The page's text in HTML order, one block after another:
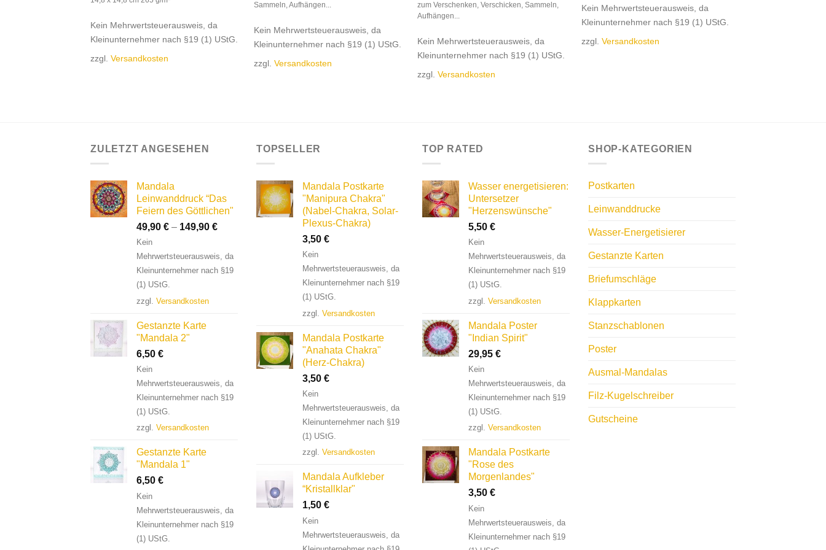
Kein Mehrwertsteuerausweis, da
Kleinunternehmer nach §19 (1) UStG.
zzgl. Versandkosten
Sammeln, Aufhängen...
Kein Mehrwertsteuerausweis, da
Kleinunternehmer nach §19 (1) UStG.
zzgl.Versandkosten
zum Verschenken, Verschicken, Sammeln,
Aufhängen...
Kein Mehrwertsteuerausweis, da
Kleinunternehmer nach §19 (1) UStG.
zzgl.Versandkosten
Kein Mehrwertsteuerausweis, da
Kleinunternehmer nach §19 (1) UStG.
zzgl. Versandkosten
ZULETZT ANGESEHEN
Mandala
Leinwanddruck “Das
Feiern des Göttlichen"
49,90 € – 149,90 €
Kein
Mehrwertsteuerausweis, da
Kleinunternehmer nach §19
(1) UStG.
zzgl. Versandkosten
Gestanzte Karte
"Mandala 2"
6,50 €
Kein
Mehrwertsteuerausweis, da
Kleinunternehmer nach §19
(1) UStG.
zzgl. Versandkosten
Gestanzte Karte
"Mandala 1"
6,50 €
Kein
Mehrwertsteuerausweis, da
Kleinunternehmer nach §19
(1) UStG.
TOPSELLER
Mandala Postkarte
"Manipura Chakra"
(Nabel-Chakra, Solar-
Plexus-Chakra)
3,50 €
Kein
Mehrwertsteuerausweis, da
Kleinunternehmer nach §19
(1) UStG.
zzgl. Versandkosten
Mandala Postkarte
"Anahata Chakra"
(Herz-Chakra)
3,50 €
Kein
Mehrwertsteuerausweis, da
Kleinunternehmer nach §19
(1) UStG.
zzgl. Versandkosten
Mandala Aufkleber
“Kristallklar"
1,50 €
Kein
Mehrwertsteuerausweis, da
TOP RATED
Wasser energetisieren:
Untersetzer
"Herzenswünsche"
5,50 €
Kein
Mehrwertsteuerausweis, da
Kleinunternehmer nach §19
(1) UStG.
zzgl. Versandkosten
Mandala Poster
"Indian Spirit"
29,95 €
Kein
Mehrwertsteuerausweis, da
Kleinunternehmer nach §19
(1) UStG.
zzgl. Versandkosten
Mandala Postkarte
"Rose des
Morgenlandes"
3,50 €
Kein
Mehrwertsteuerausweis, da
Kleinunternehmer nach §19
SHOP-KATEGORIEN
Postkarten
Leinwanddrucke
Wasser-Energetisierer
Gestanzte Karten
Briefumschläge
Klappkarten
Stanzschablonen
Poster
Ausmal-Mandalas
Filz-Kugelschreiber
Gutscheine